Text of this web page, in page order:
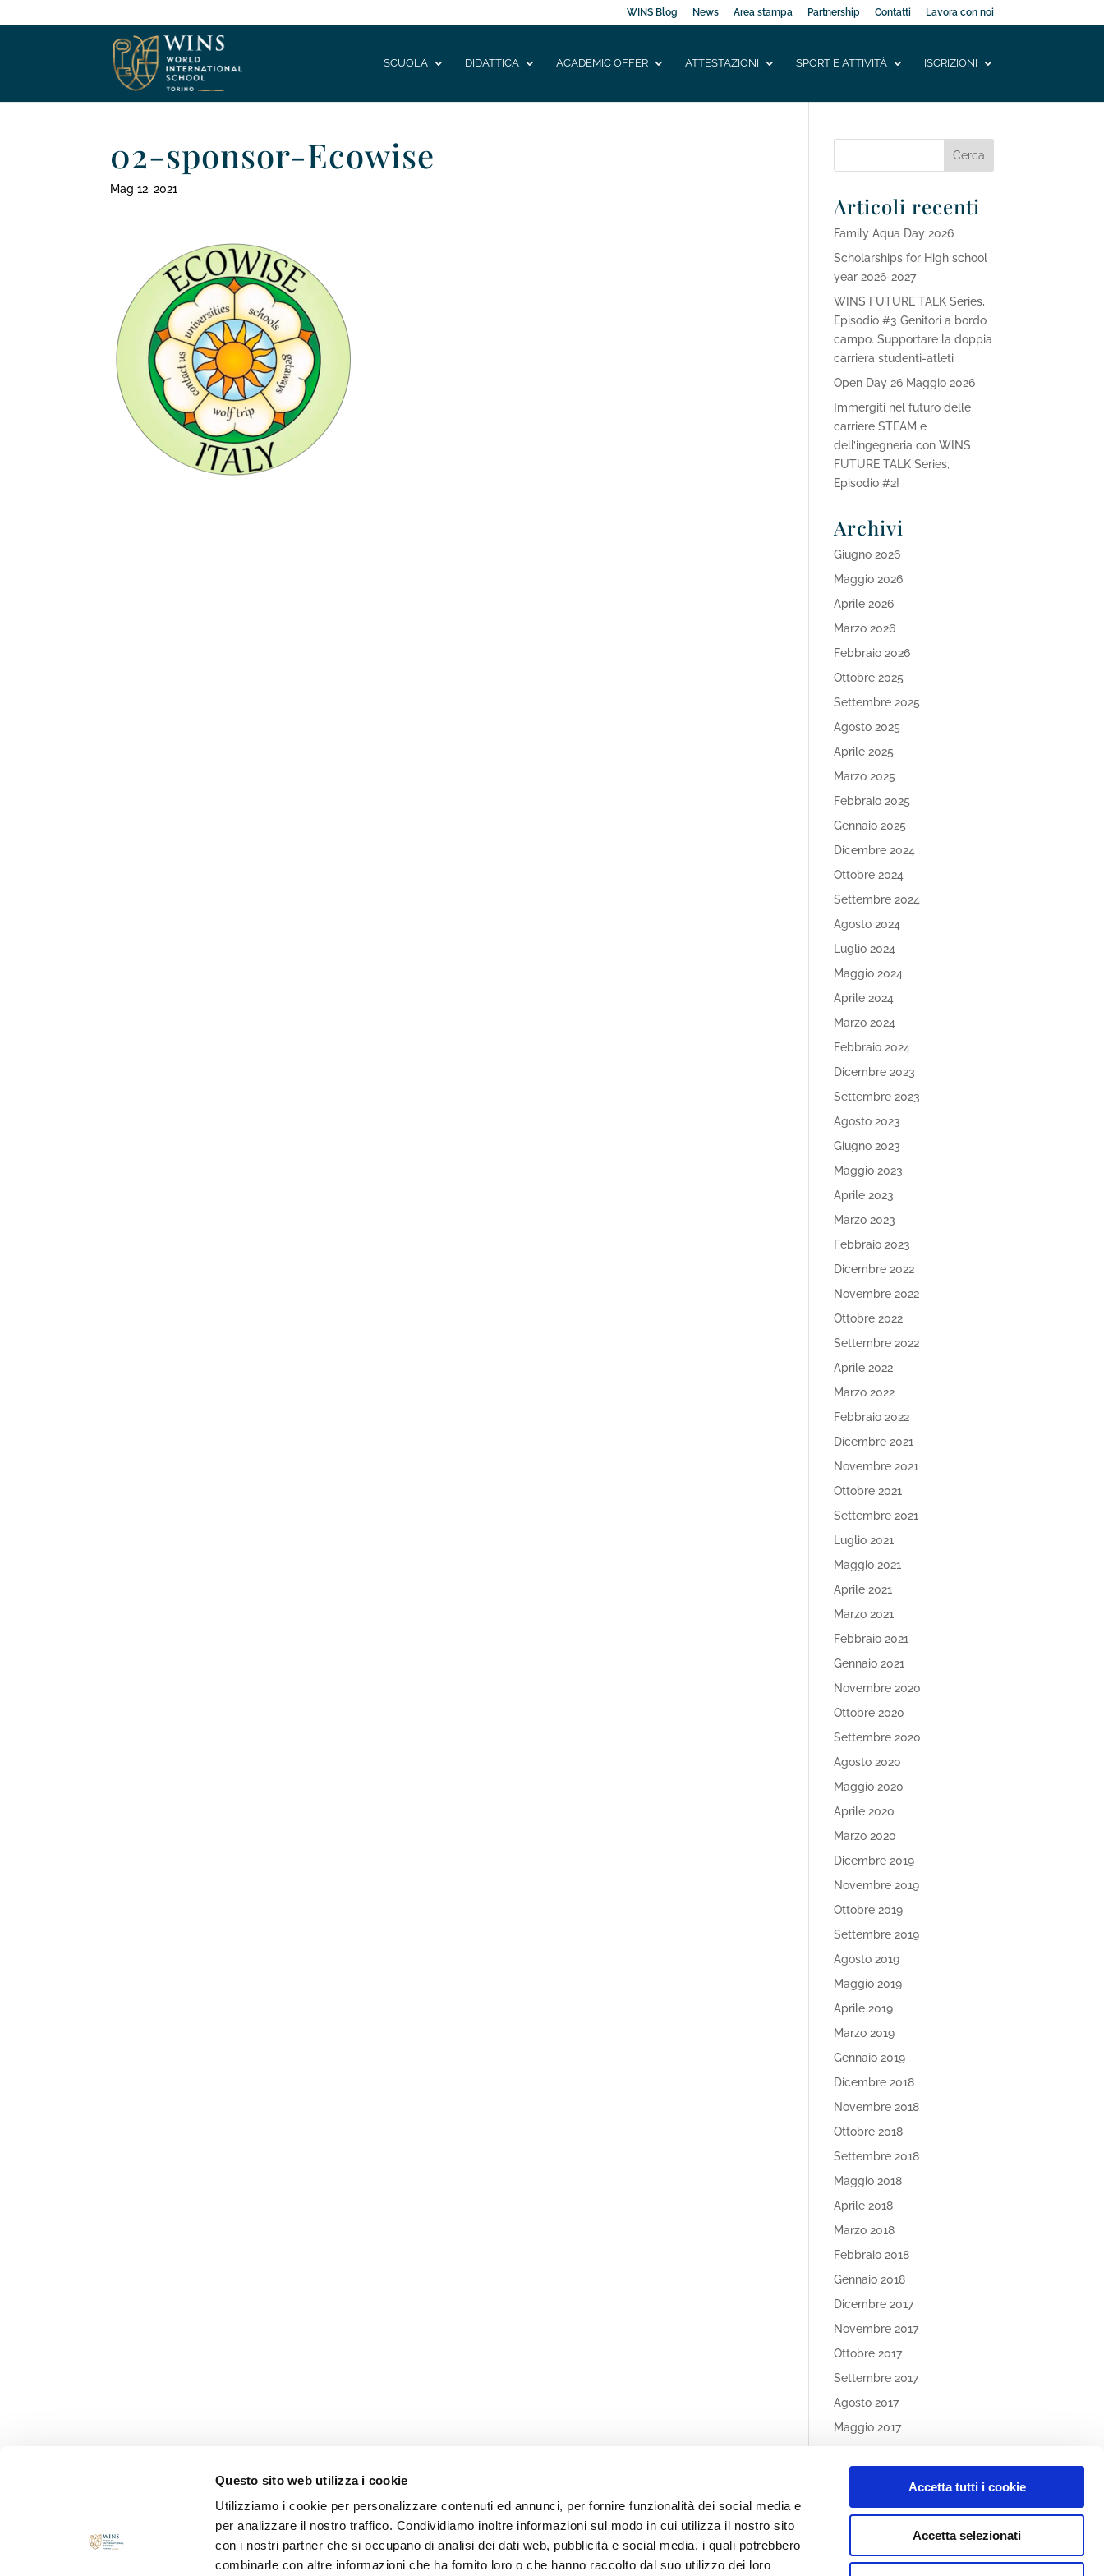
Questo sito web utilizza i cookie
Utilizziamo i cookie per personalizzare contenuti ed annunci, per fornire funzionalità dei social media e
per analizzare il nostro traffico. Condividiamo inoltre informazioni sul modo in cui utilizza il nostro sito
con i nostri partner che si occupano di analisi dei dati web, pubblicità e social media, i quali potrebbero
combinarle con altre informazioni che ha fornito loro o che hanno raccolto dal suo utilizzo dei loro
Accetta tutti i cookie
Accetta selezionati
WINS Blog News Area stampa Partnership Contatti Lavora con noi
SCUOLA DIDATTICA ACADEMIC OFFER ATTESTAZIONI SPORT E ATTIVITÀ ISCRIZIONI
02-sponsor-Ecowise
Mag 12, 2021
Articoli recenti
Family Aqua Day 2026
Scholarships for High school
year 2026-2027
WINS FUTURE TALK Series,
Episodio #3 Genitori a bordo
campo. Supportare la doppia
carriera studenti-atleti
Open Day 26 Maggio 2026
Immergiti nel futuro delle
carriere STEAM e
dell’ingegneria con WINS
FUTURE TALK Series,
Episodio #2!
Archivi
Giugno 2026
Maggio 2026
Aprile 2026
Marzo 2026
Febbraio 2026
Ottobre 2025
Settembre 2025
Agosto 2025
Aprile 2025
Marzo 2025
Febbraio 2025
Gennaio 2025
Dicembre 2024
Ottobre 2024
Settembre 2024
Agosto 2024
Luglio 2024
Maggio 2024
Aprile 2024
Marzo 2024
Febbraio 2024
Dicembre 2023
Settembre 2023
Agosto 2023
Giugno 2023
Maggio 2023
Aprile 2023
Marzo 2023
Febbraio 2023
Dicembre 2022
Novembre 2022
Ottobre 2022
Settembre 2022
Aprile 2022
Marzo 2022
Febbraio 2022
Dicembre 2021
Novembre 2021
Ottobre 2021
Settembre 2021
Luglio 2021
Maggio 2021
Aprile 2021
Marzo 2021
Febbraio 2021
Gennaio 2021
Novembre 2020
Ottobre 2020
Settembre 2020
Agosto 2020
Maggio 2020
Aprile 2020
Marzo 2020
Dicembre 2019
Novembre 2019
Ottobre 2019
Settembre 2019
Agosto 2019
Maggio 2019
Aprile 2019
Marzo 2019
Gennaio 2019
Dicembre 2018
Novembre 2018
Ottobre 2018
Settembre 2018
Maggio 2018
Aprile 2018
Marzo 2018
Febbraio 2018
Gennaio 2018
Dicembre 2017
Novembre 2017
Ottobre 2017
Settembre 2017
Agosto 2017
Maggio 2017
Categories
Nessuna categoria